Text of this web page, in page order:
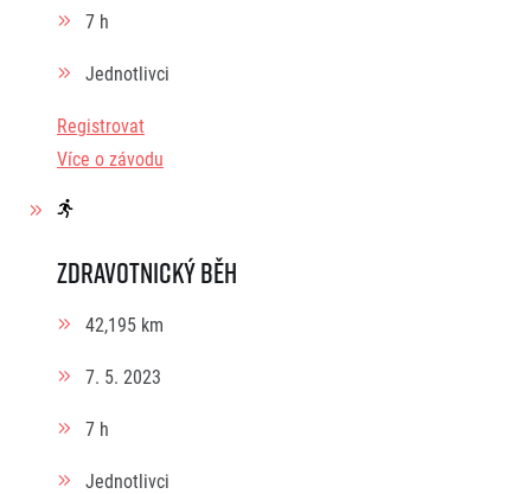
7 h
Jednotlivci
Registrovat
Více o závodu
Zdravotnický běh
42,195 km
7. 5. 2023
7 h
Jednotlivci